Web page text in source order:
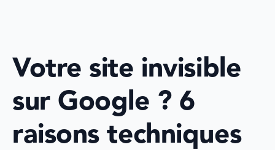
Votre site invisible
sur Google ? 6
raisons techniques